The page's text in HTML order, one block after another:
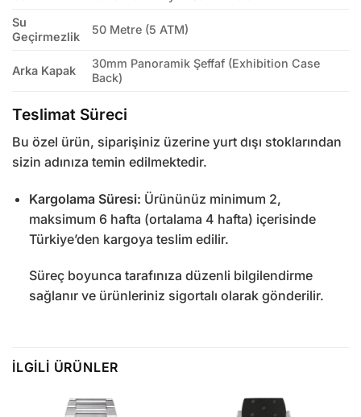
Su
Geçirmezlik
50 Metre (5 ATM)
Arka Kapak
30mm Panoramik Şeffaf (Exhibition Case
Back)
Teslimat Süreci
Bu özel ürün, siparişiniz üzerine yurt dışı stoklarından
sizin adınıza temin edilmektedir.
Kargolama Süresi: Ürününüz minimum 2,
maksimum 6 hafta (ortalama 4 hafta) içerisinde
Türkiye’den kargoya teslim edilir.
Süreç boyunca tarafınıza düzenli bilgilendirme
sağlanır ve ürünleriniz sigortalı olarak gönderilir.
İLGILI ÜRÜNLER